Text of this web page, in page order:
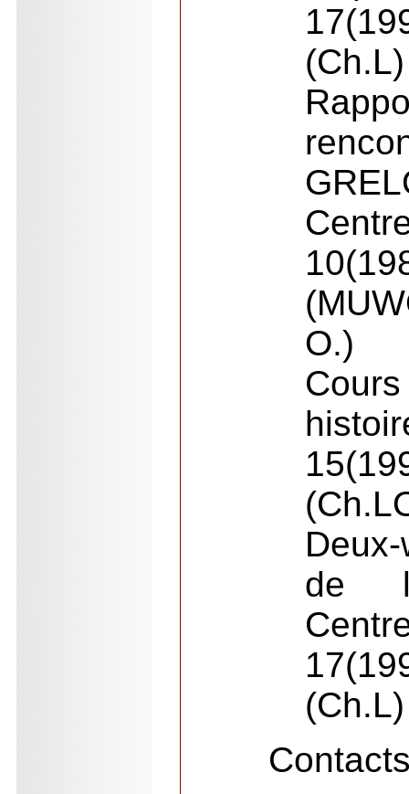
(Ch.L)
O.)
de
(Ch.L)